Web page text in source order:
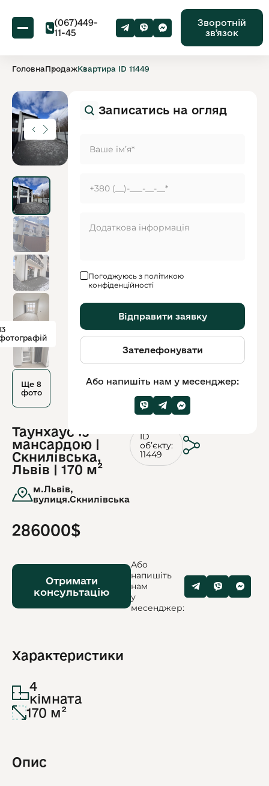
(067)449-
11-45
Зворотній
звʼязок
ГоловнаПродажКвартира ID 11449
Ще 8
фото
Таунхаус із
мансардою |
Скнилівська,
Львів | 170 м²
м.Львів,
вулиця.Скнилівська
ID
обʼєкту:
11449
286000$
Отримати
консультацію
Або
напишіть
нам
у
месенджер:
Характеристики
4
кімната
170 м²
Опис
Записатись на огляд
Погоджуюсь з політикою
конфіденційності
Відправити заявку
Зателефонувати
Або напишіть нам у месенджер: